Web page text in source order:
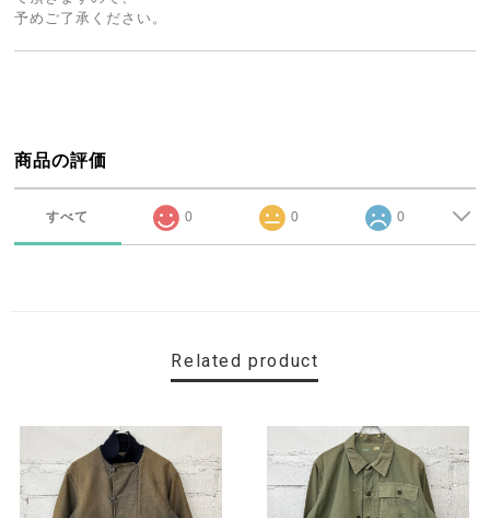
予めご了承ください。
商品の評価
すべて 0 0 0
Related product